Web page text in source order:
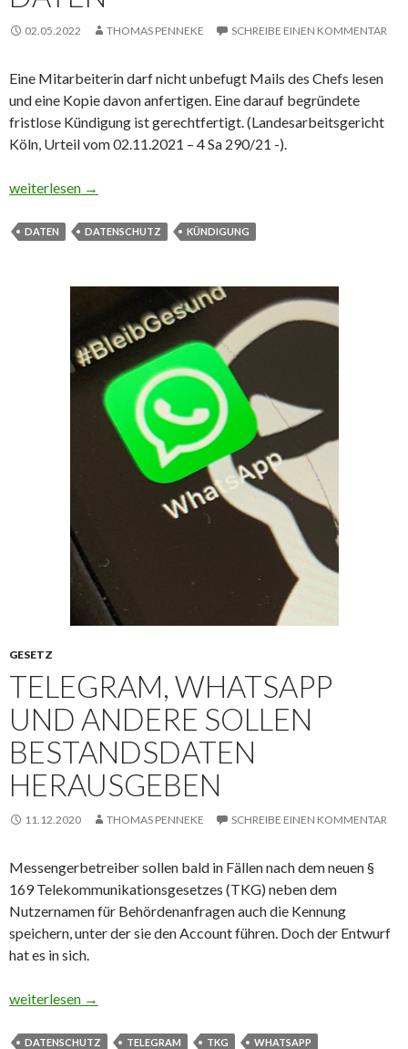
02.05.2022 THOMAS PENNEKE SCHREIBE EINEN KOMMENTAR
Eine Mitarbeiterin darf nicht unbefugt Mails des Chefs lesen
und eine Kopie davon anfertigen. Eine darauf begründete
fristlose Kündigung ist gerechtfertigt. (Landesarbeitsgericht
Köln, Urteil vom 02.11.2021 – 4 Sa 290/21 -).
Fristlose Kündigung wegen der unbefugten Kenntnisnahme
weiterlesen →
DATEN DATENSCHUTZ KÜNDIGUNG
GESETZ
TELEGRAM, WHATSAPP
UND ANDERE SOLLEN
BESTANDSDATEN
HERAUSGEBEN
11.12.2020 THOMAS PENNEKE SCHREIBE EINEN KOMMENTAR
Messengerbetreiber sollen bald in Fällen nach dem neuen §
169 Telekommunikationsgesetzes (TKG) neben dem
Nutzernamen für Behördenanfragen auch die Kennung
speichern, unter der sie den Account führen. Doch der Entwurf
hat es in sich.
Telegram, Whatsapp und andere sollen Bestandsdaten
weiterlesen →
DATENSCHUTZ TELEGRAM TKG WHATSAPP